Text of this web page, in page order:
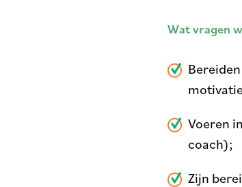
Wat vragen
Voeren
coach);
Zijn